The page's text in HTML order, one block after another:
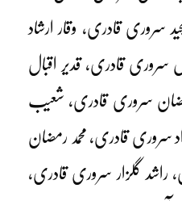
سروری قادری، وقار ارشاد
قادری، قدیر اقبال
سروری قادری، شعیب
سروری قادری، محمد رمضان
راشد گلزار سروری قادری،